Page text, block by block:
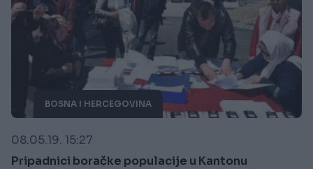
BOSNA I HERCEGOVINA
08.05.19. 15:27
Pripadnici boračke populacije u Kantonu